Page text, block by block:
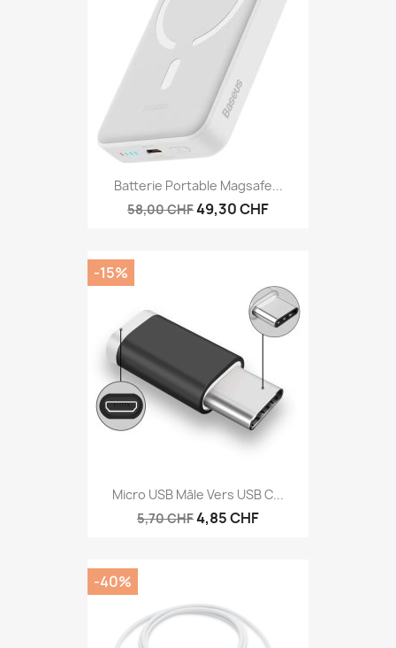
Batterie Portable Magsafe...
58,00 CHF49,30 CHF
Micro USB Mâle Vers USB C...
5,70 CHF4,85 CHF
-15%
-40%